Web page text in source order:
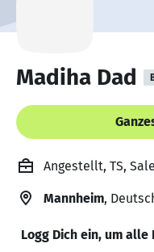
Madiha Dad
Angestellt, TS,
Mannheim,
Logg Dich ein, um alle